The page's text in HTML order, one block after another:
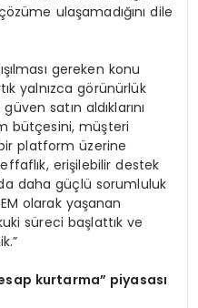
ulaşamadığını dile
gereken konu
yalnızca görünürlük
satın aldıklarını
bütçesini, müşteri
platform üzerine
erişilebilir destek
daha güçlü sorumluluk
olarak yaşanan
süreci başlattık ve
kurtarma” piyasası